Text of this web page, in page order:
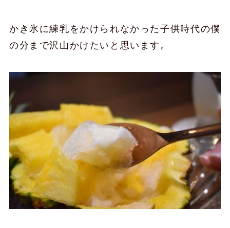
かき氷に練乳をかけられなかった子供時代の僕
の分まで沢山かけたいと思います。